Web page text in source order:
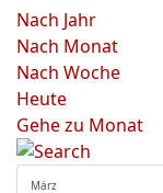
Nach Jahr
Nach Monat
Nach Woche
Heute
Gehe zu Monat